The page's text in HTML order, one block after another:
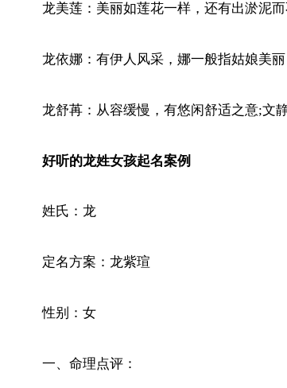
龙美莲：美丽如莲花一样，还有出淤泥而
龙依娜：有伊人风采，娜一般指姑娘美丽
龙舒苒：从容缓慢，有悠闲舒适之意;文
好听的龙姓女孩起名案例
姓氏：龙
定名方案：龙紫瑄
性别：女
一、命理点评：